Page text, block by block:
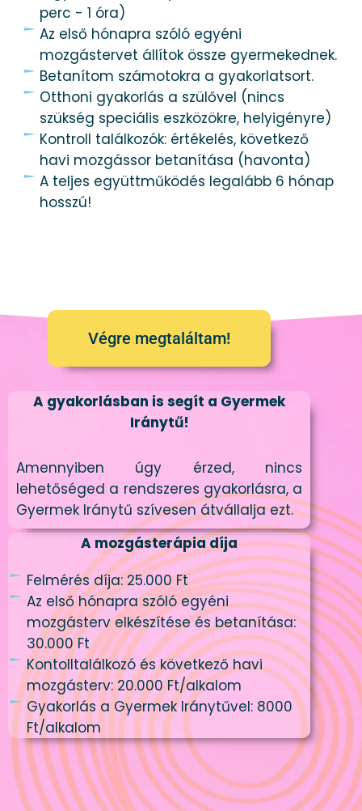
perc - 1 óra)
Az első hónapra szóló egyéni
mozgástervet állítok össze gyermekednek.
Betanítom számotokra a gyakorlatsort.
Otthoni gyakorlás a szülővel (nincs
szükség speciális eszközökre, helyigényre)
Kontroll találkozók: értékelés, következő
havi mozgássor betanítása (havonta)
A teljes együttműködés legalább 6 hónap
hosszú!
Végre megtaláltam!
A gyakorlásban is segít a Gyermek
Iránytű!
Amennyiben úgy érzed, nincs
lehetőséged a rendszeres gyakorlásra, a
Gyermek Iránytű szívesen átvállalja ezt.
A mozgásterápia díja
Felmérés díja: 25.000 Ft
Az első hónapra szóló egyéni
mozgásterv elkészítése és betanítása:
30.000 Ft
Kontolltalálkozó és következő havi
mozgásterv: 20.000 Ft/alkalom
Gyakorlás a Gyermek Iránytűvel: 8000
Ft/alkalom